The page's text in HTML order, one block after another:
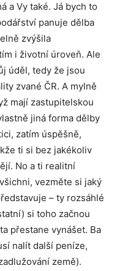
a Vy také. Já bych to
panuje dělba
zvýšila
i životní úroveň. Ale
úděl, tedy že jsou
zvané ČR. A mylně
mají zastupitelskou
jiná forma dělby
zatím úspěšně,
ti si bez jakékoliv
No a ti realitní
vezměte si jaký
– ty rozsáhlé
si toho začnou
přestane vynášet. Ba
nalít další peníze,
země).